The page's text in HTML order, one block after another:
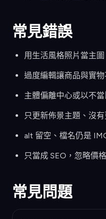
常見錯誤
用生活風格照片當主圖
過度編輯讓商品與實物
主體偏離中心或以不當
只更新佈景主題、沒
alt 留空、檔名仍是
只當成 SEO，忽略價
常見問題